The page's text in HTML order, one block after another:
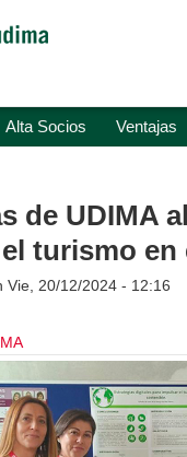
Alta Socios Ventajas
de UDIMA
turismo
Vie, 20/12/2024 - 12:16